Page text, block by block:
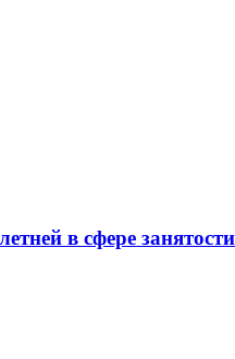
в сфере занятости